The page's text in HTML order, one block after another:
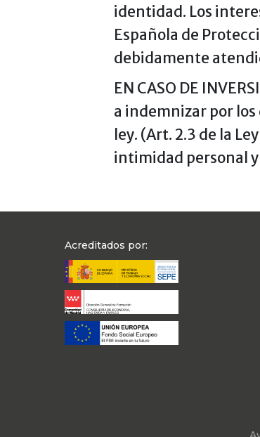
identidad. Los
Española de
debidamente
EN CASO DE
a indemnizar por
ley. (Art. 2.3 de la
intimidad personal
Acreditados por: